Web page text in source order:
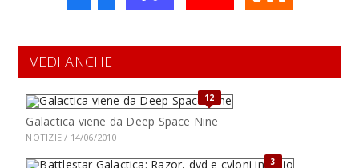
VEDI ANCHE
12
Galactica viene da Deep Space Nine
NOTIZIE / 14/06/2010
3